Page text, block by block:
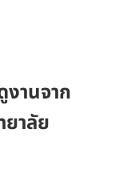
านจาก
าลัย